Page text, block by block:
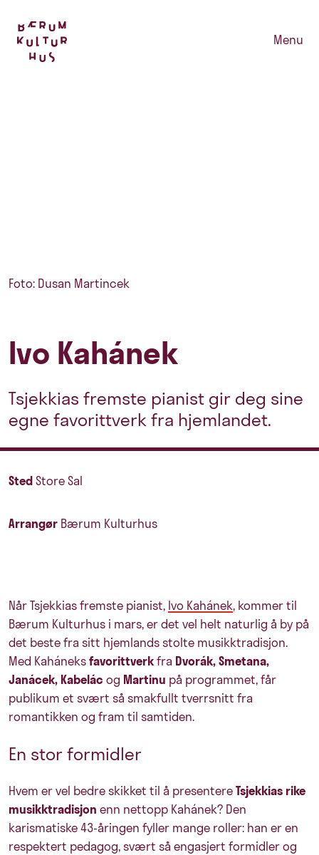
Menu
Foto: Dusan Martincek
Ivo Kahánek
Tsjekkias fremste pianist gir deg sine
egne favorittverk fra hjemlandet.
StedStore Sal
Arrangør Bærum Kulturhus
Når Tsjekkias fremste pianist, Ivo Kahánek, kommer til
Bærum Kulturhus i mars, er det vel helt naturlig å by på
det beste fra sitt hjemlands stolte musikktradisjon.
Med Kaháneksfavorittverkfra Dvorák, Smetana,
Janácek, Kabelác og Martinu på programmet, får
publikum et svært så smakfullt tverrsnitt fra
romantikken og fram til samtiden.
En stor formidler
Hvem er vel bedre skikket til å presentereTsjekkias rike
musikktradisjon enn nettopp Kahánek? Den
karismatiske 43-åringen fyller mange roller: han er en
respektert pedagog, svært så engasjert formidler og